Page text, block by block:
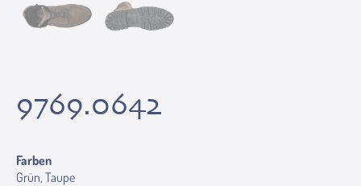
9769.0642
Farben
Grün, Taupe